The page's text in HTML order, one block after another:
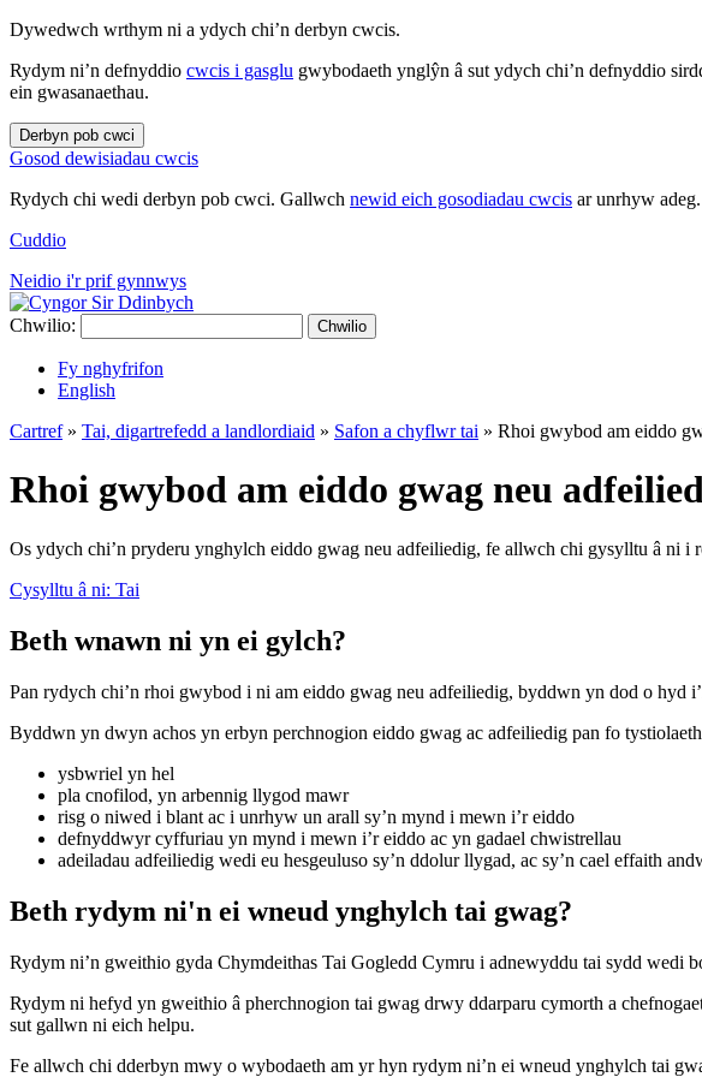
Dywedwch wrthym ni a ydych chi’n derbyn cwcis.
Rydym ni’n defnyddio cwcis i gasglu gwybodaeth ynglŷn â sut ydych chi’n defnyddio
ein gwasanaethau.
Derbyn pob cwci
Gosod dewisiadau cwcis
Rydych chi wedi derbyn pob cwci. Gallwch newid eich gosodiadau cwcis ar unrhyw adeg.
Cuddio
Neidio i'r prif gynnwys
Chwilio: Chwilio
Fy nghyfrifon
English
Cartref» Tai, digartrefedd a landlordiaid » Safon a chyflwr tai » Rhoi gwybod am eiddo
Rhoi gwybod am eiddo gwag neu
Os ydych chi’n pryderu ynghylch eiddo gwag neu adfeiliedig, fe allwch chi gysylltu â ni i
Cysylltu â ni: Tai
Beth wnawn ni yn ei gylch?
Pan rydych chi’n rhoi gwybod i ni am eiddo gwag neu adfeiliedig, byddwn yn dod o hyd
Byddwn yn dwyn achos yn erbyn perchnogion eiddo gwag ac adfeiliedig pan fo
ysbwriel yn hel
pla cnofilod, yn arbennig llygod mawr
risg o niwed i blant ac i unrhyw un arall sy’n mynd i mewn i’r eiddo
defnyddwyr cyffuriau yn mynd i mewn i’r eiddo ac yn gadael chwistrellau
adeiladau adfeiliedig wedi eu hesgeuluso sy’n ddolur llygad, ac sy’n cael effaith
Beth rydym ni'n ei wneud ynghylch tai gwag?
Rydym ni’n gweithio gyda Chymdeithas Tai Gogledd Cymru i adnewyddu tai sydd wedi
Rydym ni hefyd yn gweithio â pherchnogion tai gwag drwy ddarparu cymorth a
sut gallwn ni eich helpu.
Fe allwch chi dderbyn mwy o wybodaeth am yr hyn rydym ni’n ei wneud ynghylch tai